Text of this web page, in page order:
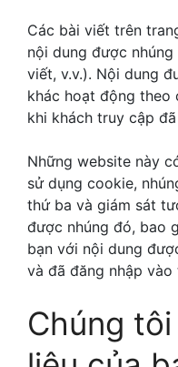
Các bài viết trên
nội dung được
viết, v.v.). Nội dung
khác hoạt động theo
khi khách truy cập
Những website này
sử dụng cookie,
thứ ba và giám sát
được nhúng đó, bao
bạn với nội dung
và đã đăng nhập
Chúng